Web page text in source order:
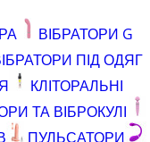
ВІБРАТОРИ G
ПІД ОДЯГ
КЛІТОРАЛЬНІ
ТА ВІБРОКУЛІ
ПУЛЬСАТОРИ